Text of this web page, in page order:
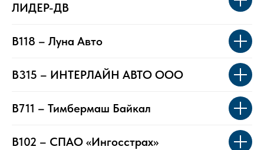
ЛИДЕР-ДВ
B118 – Луна Авто
B315 – ИНТЕРЛАЙН АВТО ООО
B711 – Тимбермаш Байкал
B102 – СПАО «Ингосстрах»